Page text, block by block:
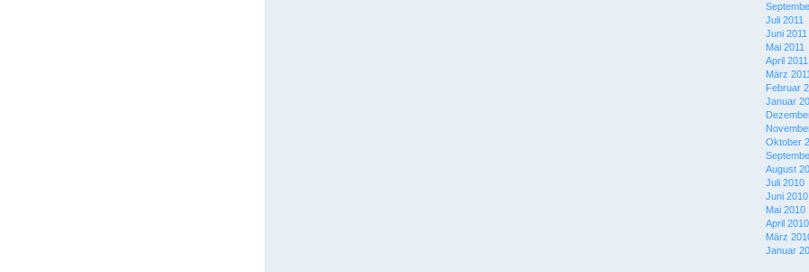
Juli 2011
Juni 2011
Mai 2011
April 2011
März 2011
Februar
Januar
Oktober
August
Juli 2010
Juni 2010
Mai 2010
April 2010
März
Januar